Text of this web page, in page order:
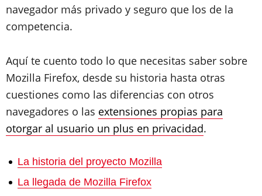
navegador más privado y seguro que los de la
competencia.
Aquí te cuento todo lo que necesitas saber sobre
Mozilla Firefox, desde su historia hasta otras
cuestiones como las diferencias con otros
navegadores o las extensiones propias para
otorgar al usuario un plus en privacidad.
La historia del proyecto Mozilla
La llegada de Mozilla Firefox